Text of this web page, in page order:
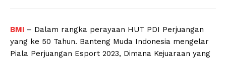
BMI – Dalam rangka perayaan HUT PDI Perjuangan
yang ke 50 Tahun. Banteng Muda Indonesia mengelar
Piala Perjuangan Esport 2023, Dimana Kejuaraan yang